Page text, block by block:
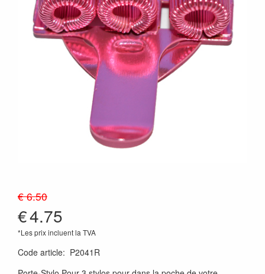
€ 6.50
€4.75
*Les prix incluent la TVA
Code article: P2041R